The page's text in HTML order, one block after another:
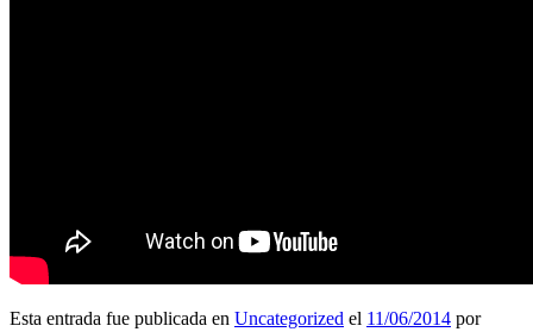
Esta entrada fue publicada en Uncategorized el 11/06/2014 por